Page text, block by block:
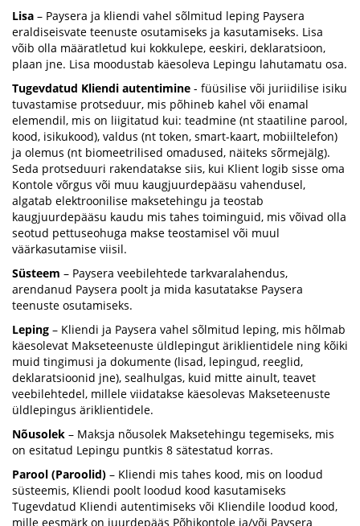
Lisa – Paysera ja kliendi vahel sõlmitud leping Paysera
eraldiseisvate teenuste osutamiseks ja kasutamiseks. Lisa
võib olla määratletud kui kokkulepe, eeskiri, deklaratsioon,
plaan jne. Lisa moodustab käesoleva Lepingu lahutamatu osa.
Tugevdatud Kliendi autentimine - füüsilise või juriidilise isiku
tuvastamise protseduur, mis põhineb kahel või enamal
elemendil, mis on liigitatud kui: teadmine (nt staatiline parool,
kood, isikukood), valdus (nt token, smart-kaart, mobiiltelefon)
ja olemus (nt biomeetrilised omadused, näiteks sõrmejälg).
Seda protseduuri rakendatakse siis, kui Klient logib sisse oma
Kontole võrgus või muu kaugjuurdepääsu vahendusel,
algatab elektroonilise maksetehingu ja teostab
kaugjuurdepääsu kaudu mis tahes toiminguid, mis võivad olla
seotud pettuseohuga makse teostamisel või muul
väärkasutamise viisil.
Süsteem – Paysera veebilehtede tarkvaralahendus,
arendanud Paysera poolt ja mida kasutatakse Paysera
teenuste osutamiseks.
Leping – Kliendi ja Paysera vahel sõlmitud leping, mis hõlmab
käesolevat Makseteenuste üldlepingut äriklientidele ning kõiki
muid tingimusi ja dokumente (lisad, lepingud, reeglid,
deklaratsioonid jne), sealhulgas, kuid mitte ainult, teavet
veebilehtedel, millele viidatakse käesolevas Makseteenuste
üldlepingus äriklientidele.
Nõusolek – Maksja nõusolek Maksetehingu tegemiseks, mis
on esitatud Lepingu puntkis 8 sätestatud korras.
Parool (Paroolid) – Kliendi mis tahes kood, mis on loodud
süsteemis, Kliendi poolt loodud kood kasutamiseks
Tugevdatud Kliendi autentimiseks või Kliendile loodud kood,
mille eesmärk on juurdepääs Põhikontole ja/või Paysera